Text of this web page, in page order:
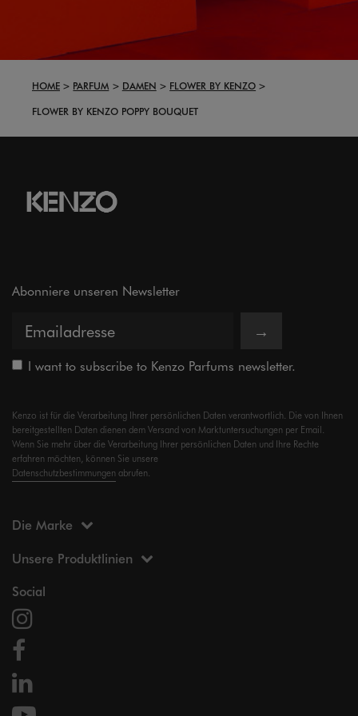
HOME PARFUM DAMEN
FLOWER BY KENZO
FLOWER BY KENZO POPPY BOUQUET
Abonniere unseren Newsletter
→
I want to subscribe to Kenzo Parfums newsletter.
Kenzo ist für die Verarbeitung Ihrer persönlichen Daten verantwortlich. Die von Ihnen
bereitgestellten Daten dienen dem Versand von Marktuntersuchungen per Email.
Wenn Sie mehr über die Verarbeitung Ihrer persönlichen Daten und Ihre Rechte
erfahren möchten, können Sie unsere
Datenschutzbestimmungen abrufen.
Die Marke
Unsere Produktlinien
Social